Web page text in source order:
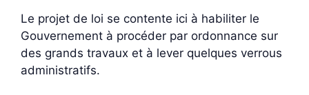
Le projet de loi se contente ici à habiliter le
Gouvernement à procéder par ordonnance sur
des grands travaux et à lever quelques verrous
administratifs.